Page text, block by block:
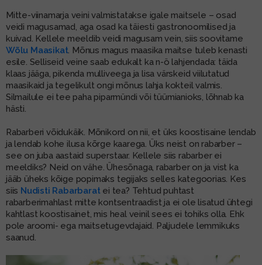
Mitte-viinamarja veini valmistatakse igale maitsele – osad
veidi magusamad, aga osad ka täiesti gastronoomilised ja
kuivad. Kellele meeldib veidi magusam vein, siis soovitame
Wõlu Maasikat. Mõnus magus maasika maitse tuleb kenasti
esile. Selliseid veine saab edukalt ka n-ö lahjendada: täida
klaas jääga, pikenda mulliveega ja lisa värskeid viilutatud
maasikaid ja tegelikult ongi mõnus lahja kokteil valmis.
Silmailule ei tee paha piparmündi või tüümianioks, lõhnab ka
hästi.
Rabarberi võidukäik. Mõnikord on nii, et üks koostisaine lendab
ja lendab kohe ilusa kõrge kaarega. Üks neist on rabarber –
see on juba aastaid superstaar. Kellele siis rabarber ei
meeldiks? Neid on vähe. Ühesõnaga, rabarber on ja vist ka
jääb üheks kõige popimaks tegijaks selles kategoorias. Kes
siis Nudisti Rabarbaratei tea? Tehtud puhtast
rabarberimahlast mitte kontsentraadist ja ei ole lisatud ühtegi
kahtlast koostisainet, mis heal veinil sees ei tohiks olla. Ehk
pole aroomi- ega maitsetugevdajaid. Paljudele lemmikuks
saanud.